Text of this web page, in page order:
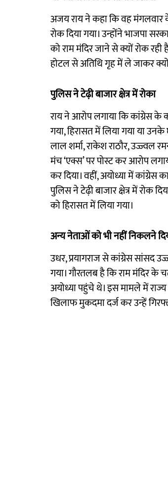
अजय राय ने कहा कि वह मंगलवार
रोक दिया गया। उन्होंने भाजपा
को राम मंदिर जाने से क्यों रोक रही
होटल से अतिथि गृह में ले जाकर
पुलिस ने टेढ़ी बाजार क्षेत्र में रोका
राय ने आरोप लगाया कि कांग्रेस
गया, हिरासत में लिया गया या
लाल शर्मा, राकेश राठौर, उज्ज्वल
मंच ‘एक्स’ पर पोस्ट कर आरोप
कर दिया। वहीं, अयोध्या में कांग्रेस
पुलिस ने टेढ़ी बाजार क्षेत्र में रोक
को हिरासत में लिया गया।
अन्य नेताओं को भी नहीं निकलने
उधर, प्रयागराज से कांग्रेस सांसद
गया। गौरतलब है कि राम मंदिर
अयोध्या पहुंचे थे। इस मामले में
खिलाफ मुकदमा दर्ज कर उन्हें